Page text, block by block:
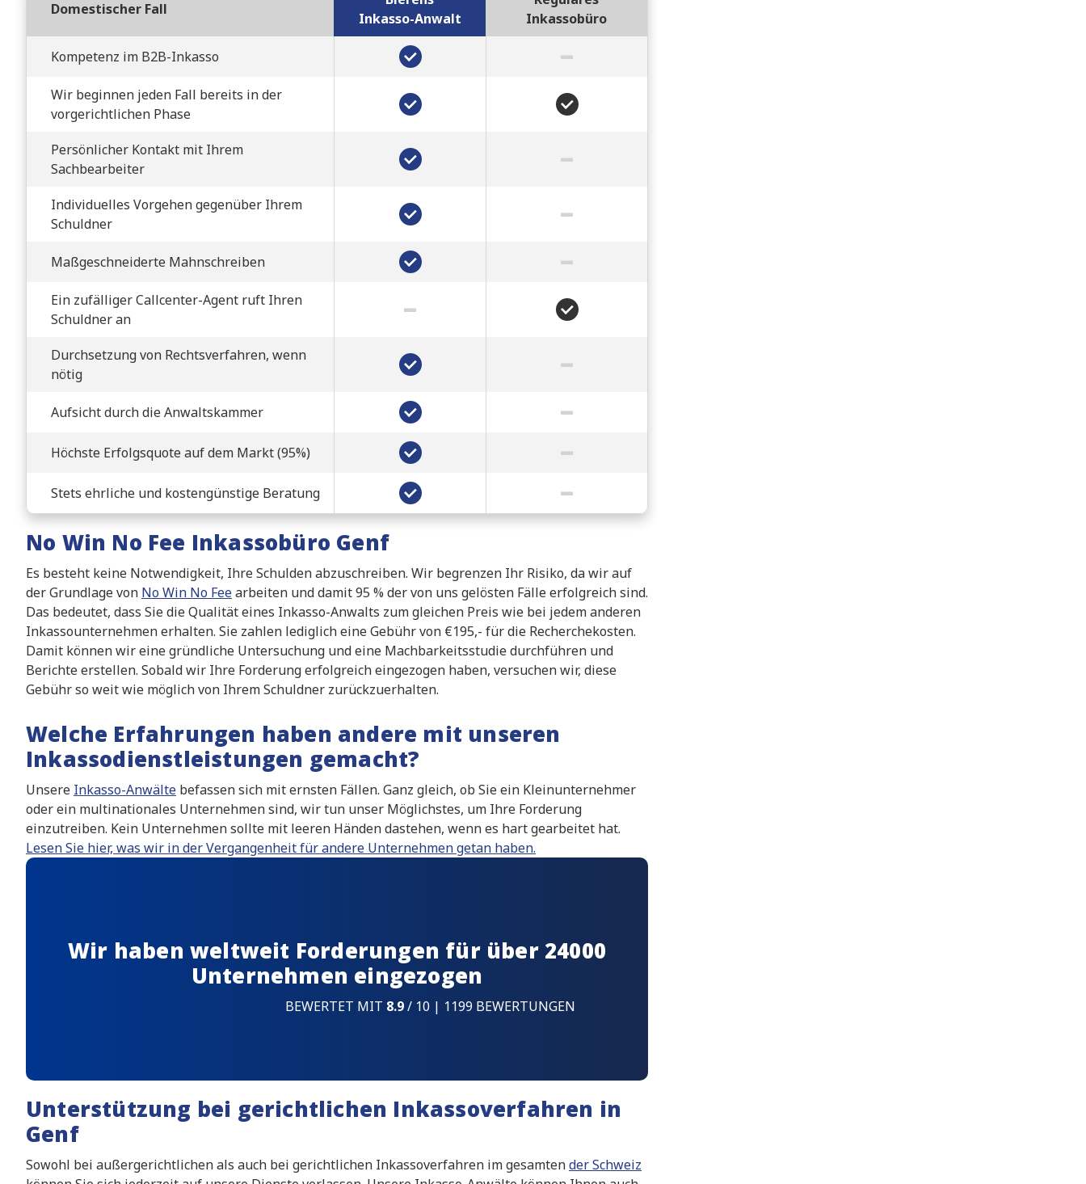
Domestischer Fall
Inkasso-Anwalt
Inkassobüro
Kompetenz im B2B-Inkasso ✔ –
Wir beginnen jeden Fall bereits in der
vorgerichtlichen Phase
✔ ✔
Persönlicher Kontakt mit Ihrem
Sachbearbeiter
✔ –
Individuelles Vorgehen gegenüber Ihrem
Schuldner
✔ –
Maßgeschneiderte Mahnschreiben ✔ –
Ein zufälliger Callcenter-Agent ruft Ihren
Schuldner an
– ✔
Durchsetzung von Rechtsverfahren, wenn
nötig
✔ –
Aufsicht durch die Anwaltskammer ✔ –
Höchste Erfolgsquote auf dem Markt (95%) ✔ –
Stets ehrliche und kostengünstige Beratung ✔ –
No Win No Fee Inkassobüro Genf
Es besteht keine Notwendigkeit, Ihre Schulden abzuschreiben. Wir begrenzen Ihr Risiko, da wir auf
der Grundlage von No Win No Feearbeiten und damit 95 % der von uns gelösten Fälle erfolgreich sind.
Das bedeutet, dass Sie die Qualität eines Inkasso-Anwalts zum gleichen Preis wie bei jedem anderen
Inkassounternehmen erhalten. Sie zahlen lediglich eine Gebühr von €195,- für die Recherchekosten.
Damit können wir eine gründliche Untersuchung und eine Machbarkeitsstudie durchführen und
Berichte erstellen. Sobald wir Ihre Forderung erfolgreich eingezogen haben, versuchen wir, diese
Gebühr so weit wie möglich von Ihrem Schuldner zurückzuerhalten.
Welche Erfahrungen haben andere mit unseren
Inkassodienstleistungen gemacht?
Unsere Inkasso-Anwälte befassen sich mit ernsten Fällen. Ganz gleich, ob Sie ein Kleinunternehmer
oder ein multinationales Unternehmen sind, wir tun unser Möglichstes, um Ihre Forderung
einzutreiben. Kein Unternehmen sollte mit leeren Händen dastehen, wenn es hart gearbeitet hat.
Lesen Sie hier, was wir in der Vergangenheit für andere Unternehmen getan haben.
Wir haben weltweit Forderungen für über 24000
Unternehmen eingezogen
BEWERTET MIT 8.9/ 10 | 1199 BEWERTUNGEN
Unterstützung bei gerichtlichen Inkassoverfahren in
Genf
Sowohl bei außergerichtlichen als auch bei gerichtlichen Inkassoverfahren im gesamtender Schweiz